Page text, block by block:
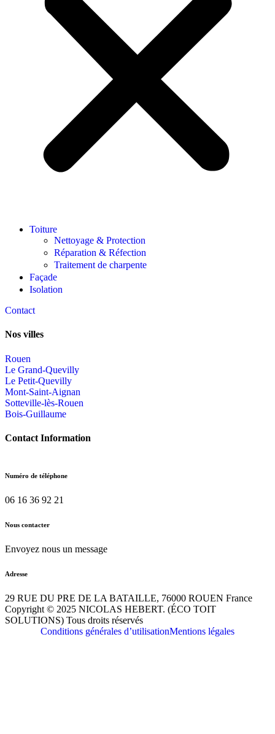
Toiture
Nettoyage & Protection
Réparation & Réfection
Traitement de charpente
Façade
Isolation
Contact
Nos villes
Rouen
Le Grand-Quevilly
Le Petit-Quevilly
Mont-Saint-Aignan
Sotteville-lès-Rouen
Bois-Guillaume
Contact Information
Numéro de téléphone
06 16 36 92 21
Nous contacter
Envoyez nous un message
Adresse
29 RUE DU PRE DE LA BATAILLE, 76000 ROUEN France
Copyright © 2025 NICOLAS HEBERT. (ÉCO TOIT
SOLUTIONS) Tous droits réservés
Conditions générales d’utilisationMentions légales